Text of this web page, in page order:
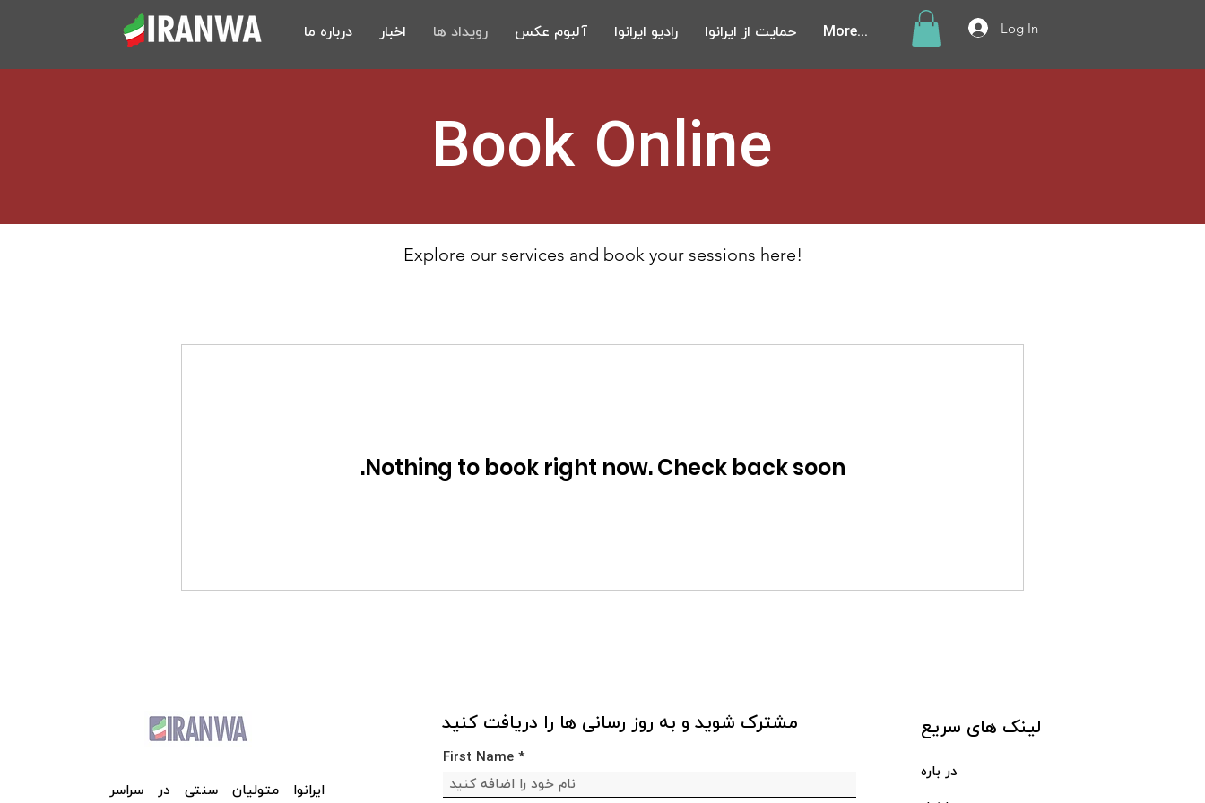
درباره ما اخبار رویداد ها آلبوم عکس رادیو ایرانوا حمایت از ایرانوا More... Log In
Book Online
Explore our services and book your sessions here!
Nothing to book right now. Check back soon.
ایرانوا متولیان سنتی در سراسر
مشترک شوید و به روز رسانی ها را دریافت کنید
First Name
لینک های سریع
در باره